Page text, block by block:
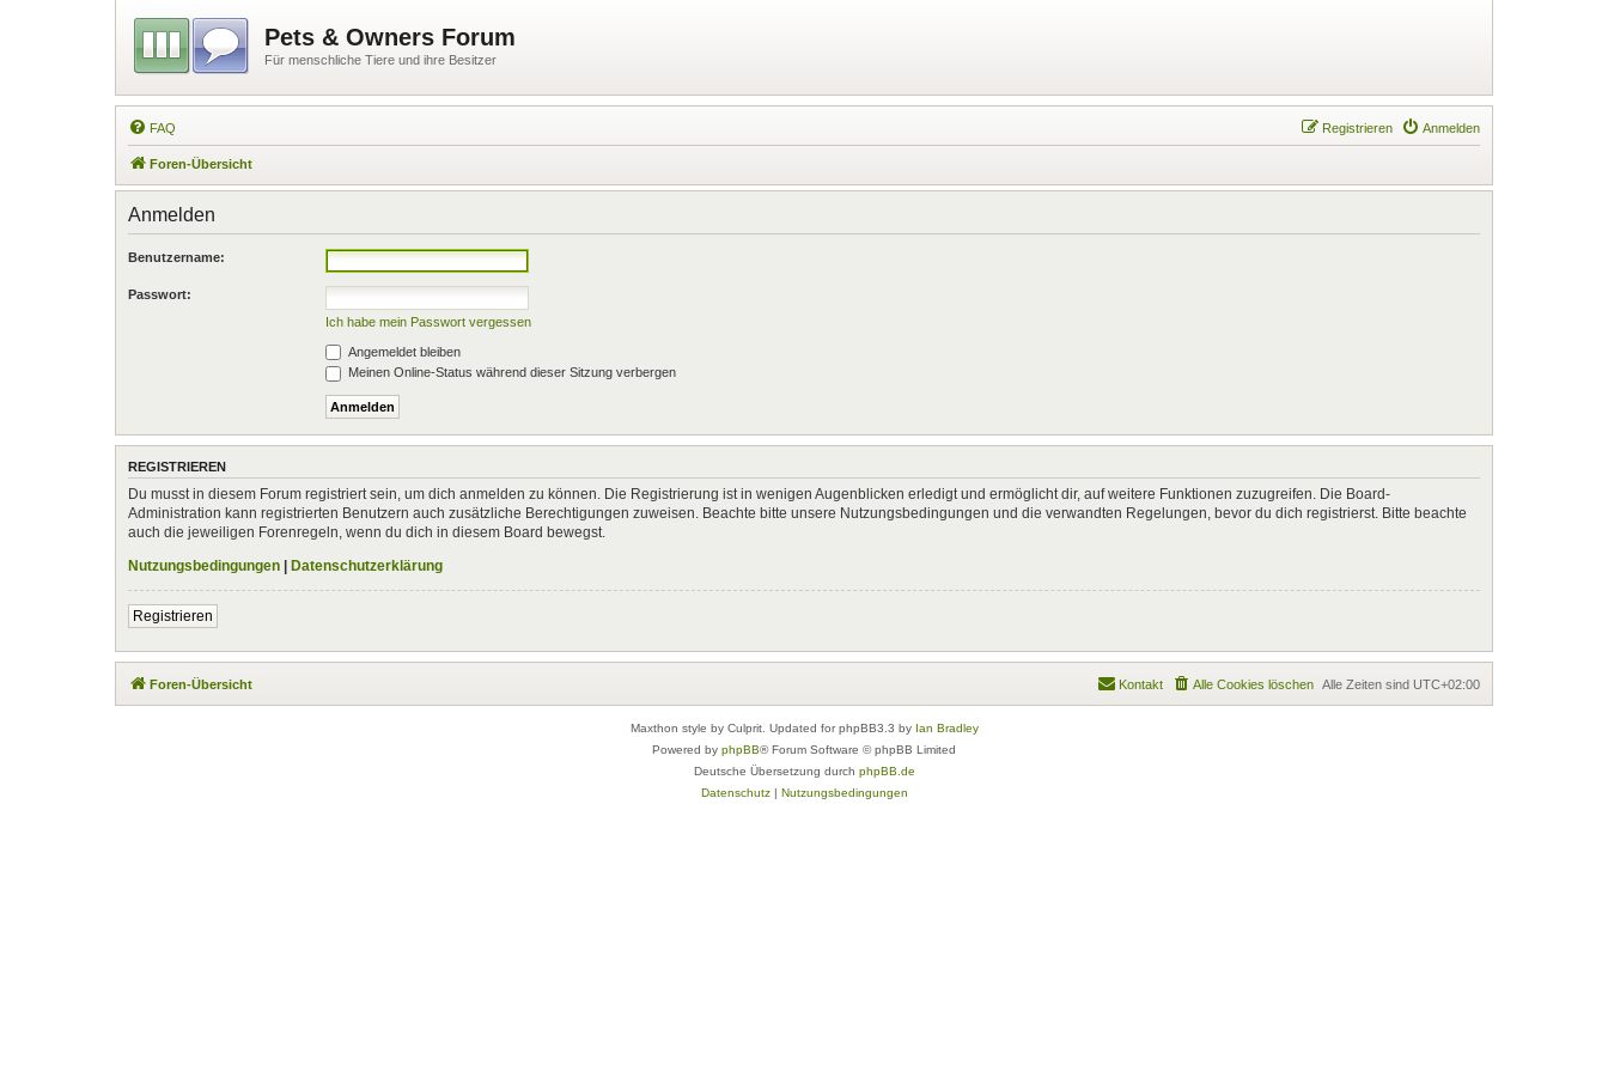
Pets & Owners Forum
Für menschliche Tiere und ihre Besitzer
FAQ Anmelden
Registrieren
Foren-Übersicht
Anmelden
Benutzername:
Passwort:
Ich habe mein Passwort vergessen
Angemeldet bleiben
Meinen Online-Status während dieser Sitzung verbergen
REGISTRIEREN
Du musst in diesem Forum registriert sein, um dich anmelden zu können. Die Registrierung ist in wenigen Augenblicken erledigt und ermöglicht dir, auf weitere Funktionen zuzugreifen. Die Board-
Administration kann registrierten Benutzern auch zusätzliche Berechtigungen zuweisen. Beachte bitte unsere Nutzungsbedingungen und die verwandten Regelungen, bevor du dich registrierst. Bitte beachte
auch die jeweiligen Forenregeln, wenn du dich in diesem Board bewegst.
Nutzungsbedingungen
Datenschutzerklärung
Registrieren
Foren-Übersicht Alle Zeiten sind UTC+02:00
Alle Cookies löschen
Kontakt
Maxthon style by Culprit. Updated for phpBB3.3 by Ian Bradley
Powered by phpBB® Forum Software © phpBB Limited
Deutsche Übersetzung durch phpBB.de
Datenschutz| Nutzungsbedingungen